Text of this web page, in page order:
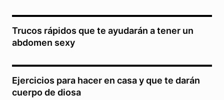
Trucos rápidos que te ayudarán a tener un
abdomen sexy
Ejercicios para hacer en casa y que te darán
cuerpo de diosa